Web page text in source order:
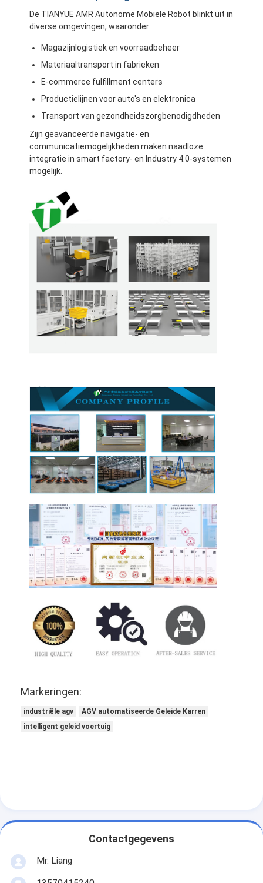
Commerciële robot
De TIANYUE AMR Autonome Mobiele Robot blinkt uit in
diverse omgevingen, waaronder:
Magazijnlogistiek en voorraadbeheer
Materiaaltransport in fabrieken
E-commerce fulfillment centers
Productielijnen voor auto's en elektronica
Transport van gezondheidszorgbenodigdheden
Zijn geavanceerde navigatie- en
communicatiemogelijkheden maken naadloze
integratie in smart factory- en Industry 4.0-systemen
mogelijk.
Markeringen:
industriële agv
AGV automatiseerde Geleide Karren
intelligent geleid voertuig
Contactgegevens
Mr. Liang